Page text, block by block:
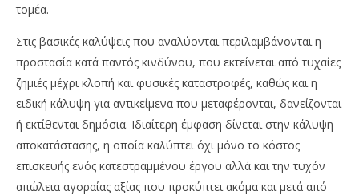
τομέα.
Στις βασικές καλύψεις που αναλύονται περιλαμβάνονται η
προστασία κατά παντός κινδύνου, που εκτείνεται από τυχαίες
ζημιές μέχρι κλοπή και φυσικές καταστροφές, καθώς και η
ειδική κάλυψη για αντικείμενα που μεταφέρονται, δανείζονται
ή εκτίθενται δημόσια. Ιδιαίτερη έμφαση δίνεται στην κάλυψη
αποκατάστασης, η οποία καλύπτει όχι μόνο το κόστος
επισκευής ενός κατεστραμμένου έργου αλλά και την τυχόν
απώλεια αγοραίας αξίας που προκύπτει ακόμα και μετά από